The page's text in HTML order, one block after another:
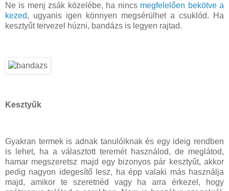
Ne is menj zsák közelébe, ha nincs megfelelően bekötve a
kezed, ugyanis igen könnyen megsérülhet a csuklód. Ha
kesztyűt tervezel húzni, bandázs is legyen rajtad.
Kesztyűk
Gyakran termek is adnak tanulóiknak és egy ideig rendben
is lehet, ha a választott teremét használod, de meglátod,
hamar megszeretsz majd egy bizonyos pár kesztyűt, akkor
pedig nagyon idegesítő lesz, ha épp valaki más használja
majd, amikor te szeretnéd vagy ha arra érkezel, hogy